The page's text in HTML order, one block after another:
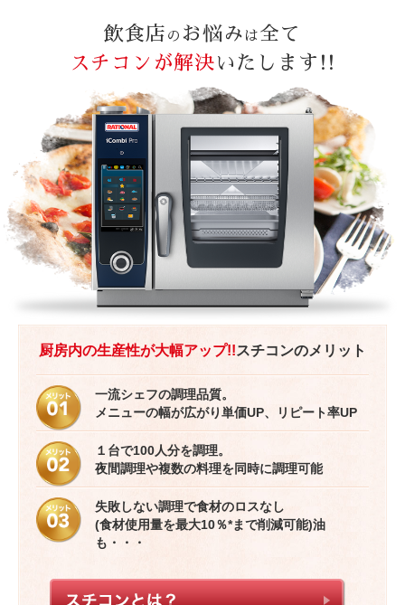
飲食店 の お悩み は全て
スチコンが解決いたします!!
厨房内の生産性が大幅アップ!!スチコンのメリット
一流シェフの調理品質。
メニューの幅が広がり単価UP、リピート率UP
１台で100人分を調理。
夜間調理や複数の料理を同時に調理可能
失敗しない調理で食材のロスなし
(食材使用量を最大10％*まで削減可能)油
も・・・